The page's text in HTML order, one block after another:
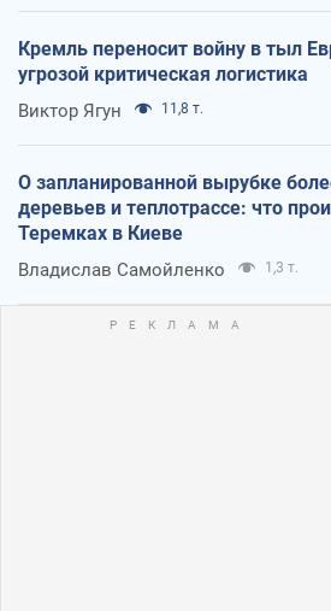
Кремль переносит войну в тыл
угрозой критическая логистика
Виктор Ягун 11,8 т.
О запланированной вырубке
деревьев и теплотрассе: что
Теремках в Киеве
Владислав Самойленко 1,3 т.